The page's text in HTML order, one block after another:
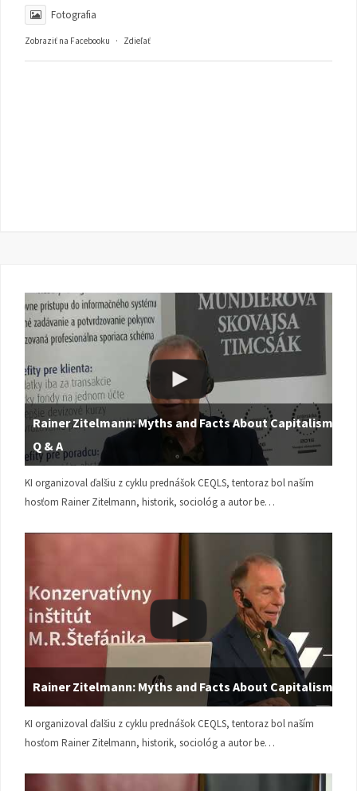
Fotografia
Zobraziť na Facebooku · Zdieľať
Rainer Zitelmann: Myths and Facts About Capitalism |
Q & A
KI organizoval ďalšiu z cyklu prednášok CEQLS, tentoraz bol naším
hosťom Rainer Zitelmann, historik, sociológ a autor be…
Rainer Zitelmann: Myths and Facts About Capitalism
KI organizoval ďalšiu z cyklu prednášok CEQLS, tentoraz bol naším
hosťom Rainer Zitelmann, historik, sociológ a autor be…